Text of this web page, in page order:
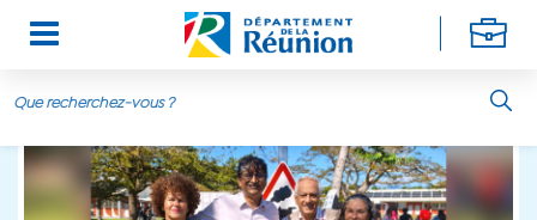
Aller au contenu principal